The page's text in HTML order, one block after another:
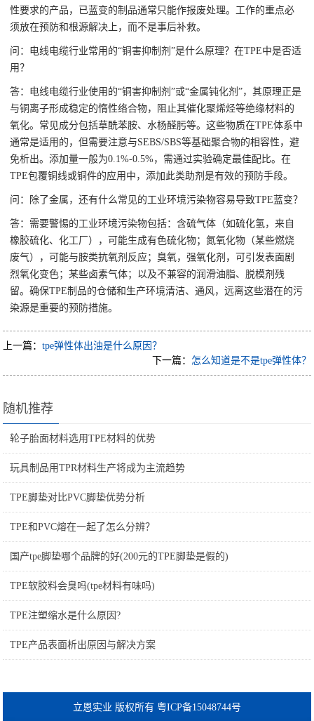
性要求的产品，已蓝变的制品通常只能作报废处理。工作的重点必
须放在预防和根源解决上，而不是事后补救。
问：电线电缆行业常用的“铜害抑制剂”是什么原理？在TPE中是否适
用？
答：电线电缆行业使用的“铜害抑制剂”或“金属钝化剂”，其原理正是
与铜离子形成稳定的惰性络合物，阻止其催化聚烯烃等绝缘材料的
氧化。常见成分包括草酰苯胺、水杨醛肟等。这些物质在TPE体系中
通常是适用的，但需要注意与SEBS/SBS等基础聚合物的相容性，避
免析出。添加量一般为0.1%-0.5%，需通过实验确定最佳配比。在
TPE包覆铜线或铜件的应用中，添加此类助剂是有效的预防手段。
问：除了金属，还有什么常见的工业环境污染物容易导致TPE蓝变？
答：需要警惕的工业环境污染物包括：含硫气体（如硫化氢，来自
橡胶硫化、化工厂），可能生成有色硫化物；氮氧化物（某些燃烧
废气），可能与胺类抗氧剂反应；臭氧，强氧化剂，可引发表面剧
烈氧化变色；某些卤素气体；以及不兼容的润滑油脂、脱模剂残
留。确保TPE制品的仓储和生产环境清洁、通风，远离这些潜在的污
染源是重要的预防措施。
上一篇：tpe弹性体出油是什么原因？
下一篇： 怎么知道是不是tpe弹性体？
随机推荐
轮子胎面材料选用TPE材料的优势
玩具制品用TPR材料生产将成为主流趋势
TPE脚垫对比PVC脚垫优势分析
TPE和PVC熔在一起了怎么分辨？
国产tpe脚垫哪个品牌的好(200元的TPE脚垫是假的)
TPE软胶料会臭吗(tpe材料有味吗)
TPE注塑缩水是什么原因?
TPE产品表面析出原因与解决方案
立恩实业 版权所有 粤ICP备15048744号